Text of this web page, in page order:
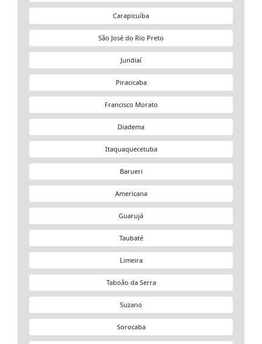
Carapicuíba
São José do Rio Preto
Jundiaí
Piracicaba
Francisco Morato
Diadema
Itaquaquecetuba
Barueri
Americana
Guarujá
Taubaté
Limeira
Taboão da Serra
Suzano
Sorocaba